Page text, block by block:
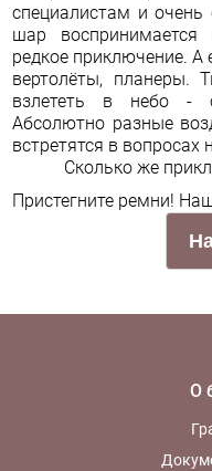
специалистам и
шар
редкое приключение.
вертолёты, планеры.
взлететь в небо -
Абсолютно разные
встретятся в
Сколько же
Пристегните ремни!
О